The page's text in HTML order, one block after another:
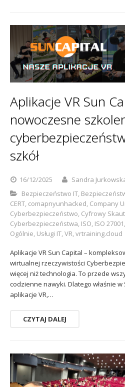
Aplikacje VR Sun
nowoczesne
szkół
16/12/2025
Sandra
Bezpieczeństwo IT,
CERT, comapnyunhacked, Company
Cyberbezpieczeństwo, Cyfrowy Skaut
Cyberbezpieczeństwa, ISO, ISO 27001,
Ogólnie, Usługi IT,VR,vrtraining.cloud
Aplikacje VR Sun Capital –
wirtualnej rzeczywistości
więcej niż technologia. To przede
codzienne nawyki. Dlatego właśnie
aplikacje VR,…
CZYTAJ DALEJ